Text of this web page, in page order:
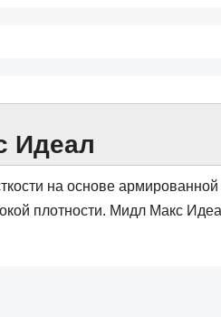
Идеал
на основе армированной
плотности. Мидл Макс